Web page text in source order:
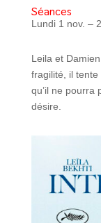
Séances
Lundi 1 nov. –
Leila et
fragilité, il
qu’il ne pourra
désire.